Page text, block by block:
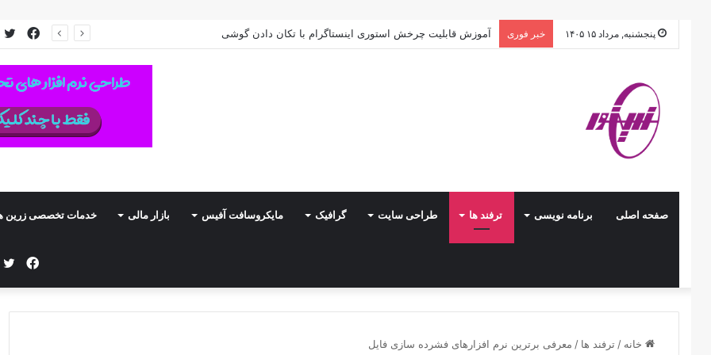
پنجشنبه, مرداد ۱۵ ۱۴۰۵ خبر فوری هوش مصنوعی در توسعه وب: راهنمای جامع ابزارهای تحول‌آفرین برای برنامه‌نویسان
فیس
صفحه اصلی برنامه نویسی ترفند ها طراحی سایت گرافیک مایکروسافت آفیس بازار مالی خدمات تخصصی زرین
فیس
بوک
خانه / ترفند ها / معرفی برترین نرم افزارهای فشرده سازی فایل